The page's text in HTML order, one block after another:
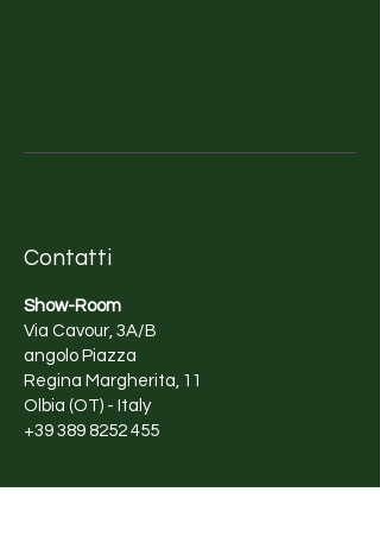
Contatti
Show-Room
Via Cavour, 3A/B
angolo Piazza
Regina Margherita, 11
Olbia (OT) - Italy
+39 389 8252 455